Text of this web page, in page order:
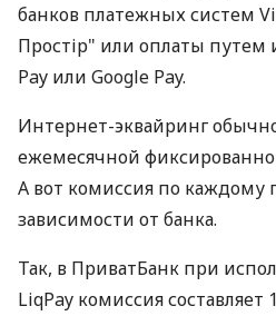
банков платежных систем
Простір" или оплаты путем
Pay или Google Pay.
Интернет-эквайринг
ежемесячной
А вот комиссия по каждому
зависимости от банка.
Так, в ПриватБанк при
LiqPay комиссия